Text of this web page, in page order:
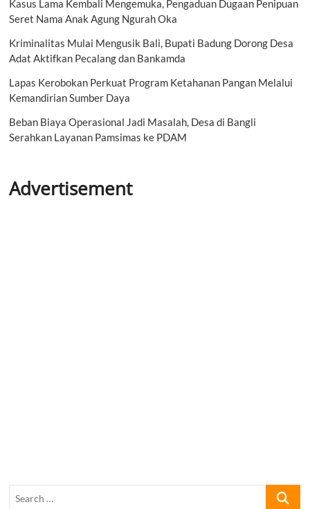
Kasus Lama Kembali Mengemuka, Pengaduan Dugaan Penipuan
Seret Nama Anak Agung Ngurah Oka
Kriminalitas Mulai Mengusik Bali, Bupati Badung Dorong Desa
Adat Aktifkan Pecalang dan Bankamda
Lapas Kerobokan Perkuat Program Ketahanan Pangan Melalui
Kemandirian Sumber Daya
Beban Biaya Operasional Jadi Masalah, Desa di Bangli
Serahkan Layanan Pamsimas ke PDAM
Advertisement
Search